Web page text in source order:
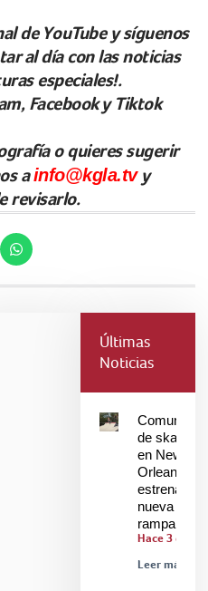
de YouTube y síguenos
al día con las noticias
especiales!.
Facebook y Tiktok
o quieres sugerir
ainfo@kgla.tvy
revisarlo.
Últimas
Noticias
Comunidad
de skaters
en New
Orleans
estrenan
nueva
rampa
Hace 3 días
Leer más »